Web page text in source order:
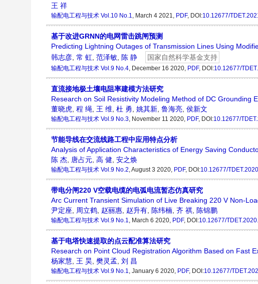
王 祥
输配电工程与技术 Vol.10 No.1, March 4 2021, PDF, DOI:10.12677/
基于改进GRNN的电网雷击跳闸预测
Predicting Lightning Outages of Transmission Lines Using
韩志彦 常 虹 范泽敏 陈 静 国家自然科学基金支持
输配电工程与技术 Vol.9 No.4, December 16 2020, PDF, DOI:10.12677/
直流接地极土壤电阻率建模方法研究
Research on Soil Resistivity Modeling Method of DC Grounding
董晓虎 程 绳 王 维 杜 勇 姚其新 鲁海亮 侯新文
输配电工程与技术 Vol.9 No.3, November 11 2020, PDF, DOI:10.12677/
节能导线在交流线路工程中应用特点分析
Analysis of Application Characteristics of Energy Saving
陈 杰
唐占元 高 健 安之焕
输配电工程与技术 Vol.9 No.2, August 3 2020, PDF, DOI:10.12677/
带电分闸220 V空载电缆的电弧电流暂态仿真研究
Arc Current Transient Simulation of Live Breaking 220 V Non-
尹定座
周立鹤 赵丽惠 赵升有 陈纬楠 齐 祺 陈锦鹏
输配电工程与技术 Vol.9 No.1, March 6 2020, PDF, DOI:10.12677/
基于电塔快速提取的点云配准算法研究
Research on Point Cloud Registration Algorithm Based on Fast
杨家慧 王 昊 樊灵孟 刘 昌
输配电工程与技术 Vol.9 No.1, January 6 2020, PDF, DOI:10.12677/